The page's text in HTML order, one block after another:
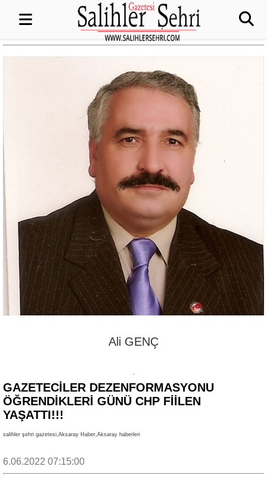
Ali GENÇ
GAZETECİLER DEZENFORMASYONU
ÖĞRENDİKLERİ GÜNÜ CHP FİİLEN
YAŞATTI!!!
salihler şehri gazetesi,Aksaray Haber,Aksaray haberleri
6.06.2022 07:15:00